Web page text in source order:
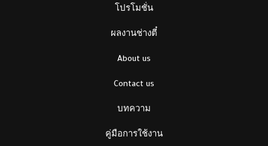
โปรโมชั่น
ผลงานช่างตี๋
About us
Contact us
บทความ
คู่มือการใช้งาน